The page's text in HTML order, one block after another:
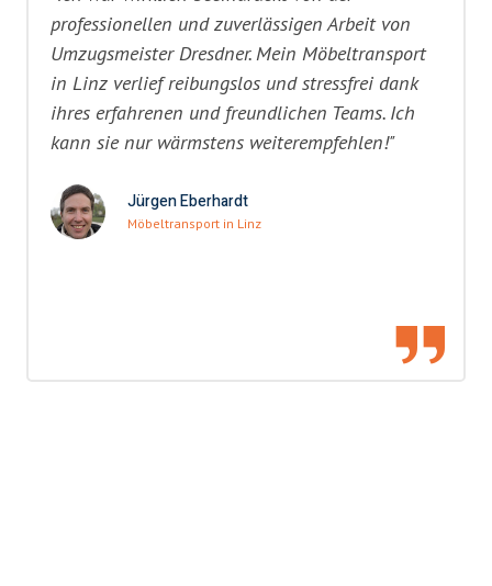
professionellen und zuverlässigen Arbeit von
Umzugsmeister Dresdner. Mein Möbeltransport
in Linz verlief reibungslos und stressfrei dank
ihres erfahrenen und freundlichen Teams. Ich
kann sie nur wärmstens weiterempfehlen!"
Jürgen Eberhardt
Möbeltransport in Linz